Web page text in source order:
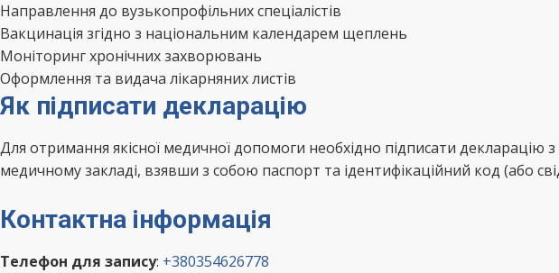
Направлення до вузькопрофільних спеціалістів
Вакцинація згідно з національним календарем щеплень
Моніторинг хронічних захворювань
Оформлення та видача лікарняних листів
Як підписати декларацію
Для отримання якісної медичної допомоги необхідно підписати
медичному закладі, взявши з собою паспорт та ідентифікаційний код (або
Контактна інформація
Телефон для запису: +380354626778